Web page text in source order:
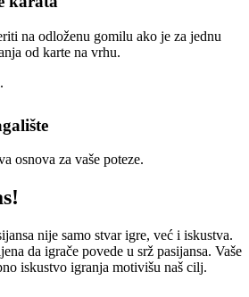
na odloženu gomilu ako je za jednu
od karte na vrhu.
osnova za vaše poteze.
nije samo stvar igre, već i iskustva.
da igrače povede u srž pasijansa. Vaše
iskustvo igranja motivišu naš cilj.